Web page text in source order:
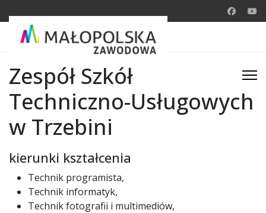
Zespół Szkół
Techniczno-Usługowych
w Trzebini
kierunki kształcenia
Technik programista,
Technik informatyk,
Technik fotografii i multimediów,